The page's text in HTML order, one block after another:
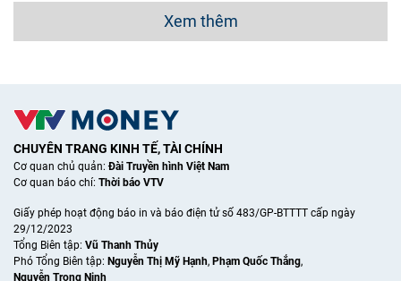
Xem thêm
CHUYÊN TRANG KINH TẾ, TÀI CHÍNH
Cơ quan chủ quản:Đài Truyền hình Việt Nam
Cơ quan báo chí: Thời báo VTV
Giấy phép hoạt động báo in và báo điện tử số 483/GP-BTTTT cấp ngày
29/12/2023
Tổng Biên tập: Vũ Thanh Thủy
Phó Tổng Biên tập: Nguyễn Thị Mỹ Hạnh, Phạm Quốc Thắng,
Nguyễn Trọng Ninh